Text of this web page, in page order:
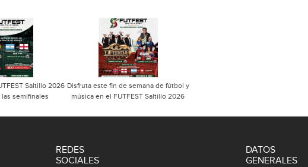
Saltillo 2026
las semifinales
Disfruta este fin de semana de fútbol y
música en el FUTFEST Saltillo 2026
REDES
SOCIALES
DATOS
GENERALES